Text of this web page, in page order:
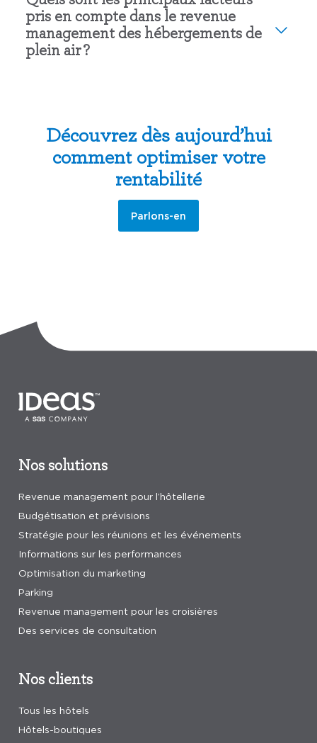
pris en compte dans le revenue
management des hébergements de
plein air ?
Découvrez dès aujourd’hui
comment optimiser votre
rentabilité
Parlons-en
Nos solutions
Revenue management pour l’hôtellerie
Budgétisation et prévisions
Stratégie pour les réunions et les événements
Informations sur les performances
Optimisation du marketing
Parking
Revenue management pour les croisières
Des services de consultation
Nos clients
Tous les hôtels
Hôtels-boutiques